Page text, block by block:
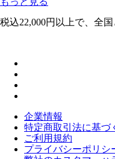
税込22,000円以上で、全
企業情報
特定商取引法に基づ
ご利用規約
プライバシーポリシ